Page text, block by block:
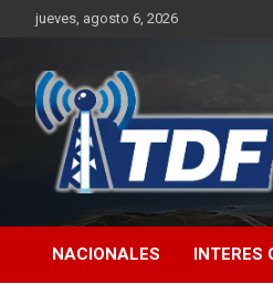
jueves, agosto 6, 2026
NACIONALES INTERES